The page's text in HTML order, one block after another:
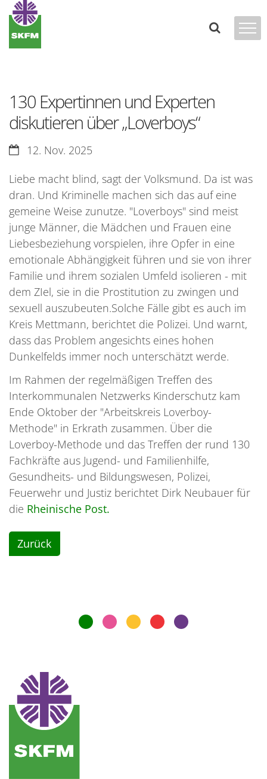
Zum Inhalt springen
130 Expertinnen und Experten
diskutieren über „Loverboys“
Datum:12. Nov. 2025
Liebe macht blind, sagt der Volksmund. Da ist was
dran. Und Kriminelle machen sich das auf eine
gemeine Weise zunutze. "Loverboys" sind meist
junge Männer, die Mädchen und Frauen eine
Liebesbeziehung vorspielen, ihre Opfer in eine
emotionale Abhängigkeit führen und sie von ihrer
Familie und ihrem sozialen Umfeld isolieren - mit
dem ZIel, sie in die Prostitution zu zwingen und
sexuell auszubeuten.Solche Fälle gibt es auch im
Kreis Mettmann, berichtet die Polizei. Und warnt,
dass das Problem angesichts eines hohen
Dunkelfelds immer noch unterschätzt werde.
Im Rahmen der regelmäßigen Treffen des
Interkommunalen Netzwerks Kinderschutz kam
Ende Oktober der "Arbeitskreis Loverboy-
Methode" in Erkrath zusammen. Über die
Loverboy-Methode und das Treffen der rund 130
Fachkräfte aus Jugend- und Familienhilfe,
Gesundheits- und Bildungswesen, Polizei,
Feuerwehr und Justiz berichtet Dirk Neubauer für
die Rheinische Post.
Zurück